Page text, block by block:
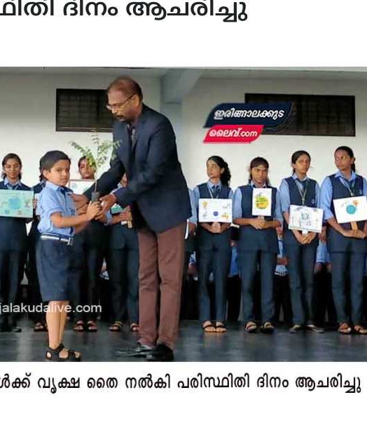
ദിനം ആചരിച്ചു